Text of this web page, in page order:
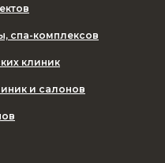
спа-комплексов
клиник
и салонов